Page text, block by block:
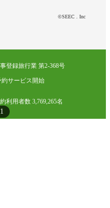
©SEEC . Inc
登録旅行業 第2-368号
約サービス開始
利用者数 3,769,265名